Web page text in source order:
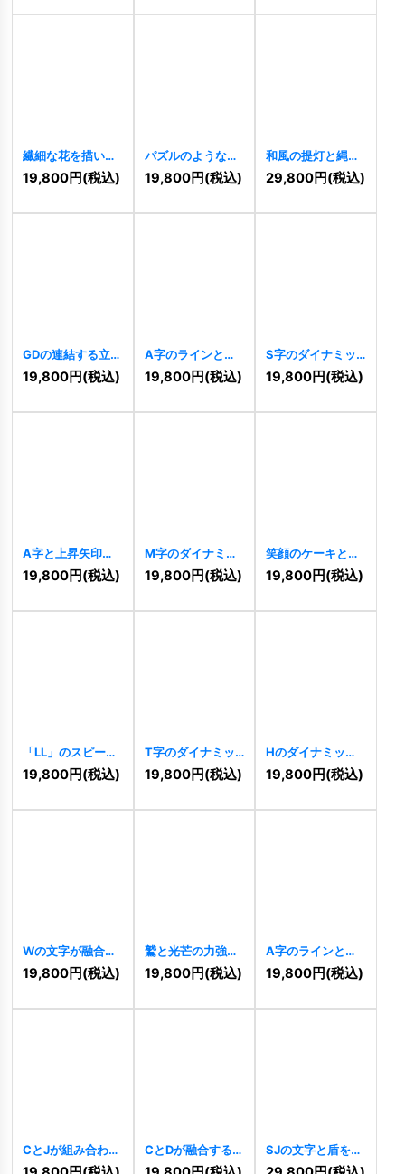
繊細な花を描いた
優雅なオーバルロ
ゴ [ 9907
19,800円(税込)
パズルのような家
とテクノロジーの
ロゴ 9883]
19,800円(税込)
和風の提灯と縄飾
りのロゴ [9871]
29,800円(税込)
GDの連結する立体
キューブロゴ
9866 ]
19,800円(税込)
A字のラインと構
造のモダンロゴ
9862
19,800円(税込)
S字のダイナミッ
クグラデーション
ロゴ 9847]
19,800円(税込)
A字と上昇矢印の
ダイナミックロゴ
9834 ]
19,800円(税込)
M字のダイナミッ
クグラデーション
ロゴ 9824]
19,800円(税込)
笑顔のケーキとチ
ェリーの可愛いロ
ゴ [ 9820 ]
19,800円(税込)
「LL」のスピード
ラインとグラデー
ションロゴ
19,800円(税込)
T字のダイナミッ
クグラデーション
ロゴ 9812]
19,800円(税込)
Hのダイナミック
グラデーションロ
ゴ [ 9806 ]
19,800円(税込)
Wの文字が融合し
た立体キューブロ
ゴ [ 9808 ]
19,800円(税込)
鷲と光芒の力強い
ロゴ[9801]
19,800円(税込)
A字のラインとグ
ラデーションロゴ
9796 ]
19,800円(税込)
CとJが組み合わさ
ったモダンな幾何
CとDが融合するモ
ダン六角形ロゴ
SJの文字と盾を組
み合わせた力強い